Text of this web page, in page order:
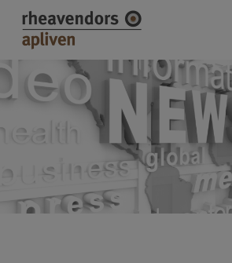
Jump directly to main navigation
Jump directly to content